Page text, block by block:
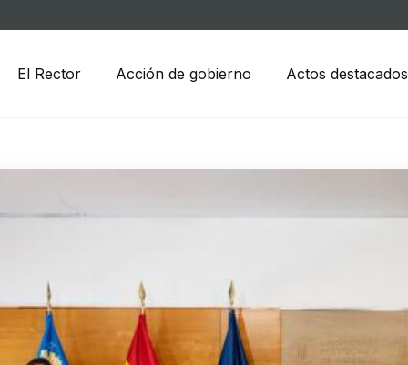
El Rector Acción de gobierno Actos destacados